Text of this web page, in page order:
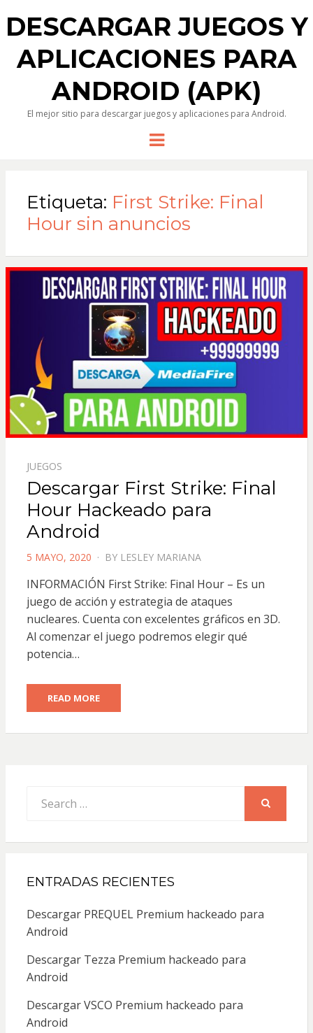
DESCARGAR JUEGOS Y
APLICACIONES PARA
ANDROID (APK)
El mejor sitio para descargar juegos y aplicaciones para Android.
Menu
Etiqueta: First Strike: Final
Hour sin anuncios
JUEGOS
Descargar First Strike: Final
Hour Hackeado para
Android
POSTED
5 MAYO, 2020 BY LESLEY MARIANA
INFORMACIÓN First Strike: Final Hour – Es un
juego de acción y estrategia de ataques
nucleares. Cuenta con excelentes gráficos en 3D.
Al comenzar el juego podremos elegir qué
potencia…
READ MORE
for:
ENTRADAS RECIENTES
Descargar PREQUEL Premium hackeado para
Android
Descargar Tezza Premium hackeado para
Android
Descargar VSCO Premium hackeado para
Android